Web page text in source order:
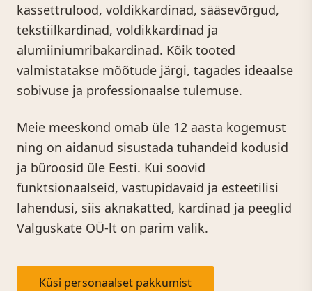
kassettrulood, voldikkardinad, sääsevõrgud,
tekstiilkardinad, voldikkardinad ja
alumiiniumribakardinad. Kõik tooted
valmistatakse mõõtude järgi, tagades ideaalse
sobivuse ja professionaalse tulemuse.
Meie meeskond omab üle 12 aasta kogemust
ning on aidanud sisustada tuhandeid kodusid
ja büroosid üle Eesti. Kui soovid
funktsionaalseid, vastupidavaid ja esteetilisi
lahendusi, siis aknakatted, kardinad ja peeglid
Valguskate OÜ-lt on parim valik.
Küsi personaalset pakkumist